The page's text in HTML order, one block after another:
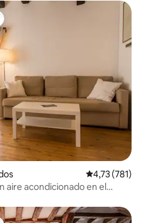
Calificación
4,73 (781)
aire acondicionado en el